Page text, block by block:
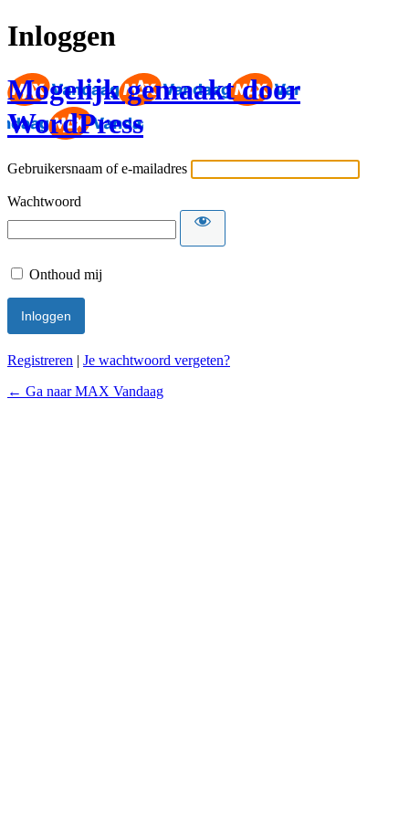
Inloggen
Mogelijk gemaakt door
WordPress
Gebruikersnaam of e-mailadres
Wachtwoord
Onthoud mij
Registreren | Je wachtwoord vergeten?
← Ga naar MAX Vandaag